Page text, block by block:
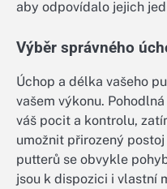
aby odpovídalo jejich
Výběr správného
Úchop a délka vašeho
vašem výkonu.
váš pocit a kontrolu,
umožnit přirozený
putterů se obvykle
jsou k dispozici i vlastní